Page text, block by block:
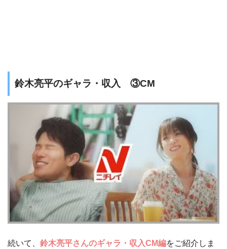
鈴木亮平のギャラ・収入 ③CM
続いて、 鈴木亮平さんのギャラ・収入CM編をご紹介しま